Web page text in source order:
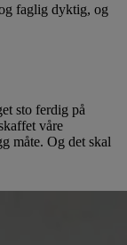
faglig dyktig, og
sto ferdig på
våre
måte. Og det skal